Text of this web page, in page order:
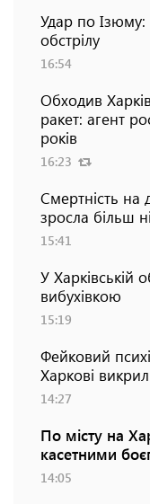
Удар по Ізюму:
обстрілу
16:54
Обходив
ракет: агент
років
16:23
Смертність на
зросла більш
15:41
У Харківській
вибухівкою
15:19
Фейковий
Харкові
14:27
По місту на
касетними
14:05